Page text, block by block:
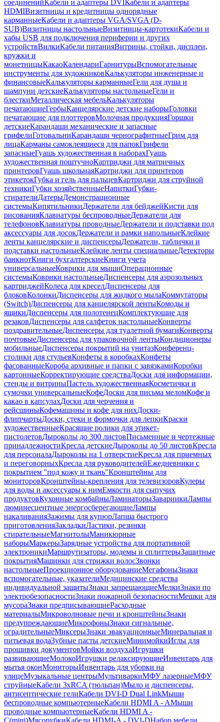
соединенийКабели и адаптеры DVIКабели и адаптеры
HDMIВизитницы и кредитницы однорядные
карманныеКабели и адаптеры VGA/SVGA (D-
SUB)Визитницы настольныеВизитницы-картотекиКабели и
хабы USB для подключения периферии и других
устройствВилкиКабели питанияВитрины, стойки, дисплеи,
кружки и
монетницыКакаоКалендариГарнитурыВспомогательные
инструменты для художниковКалькуляторы инженерные и
финансовыеКалькуляторы карманныеГели для душа и
шампуни детскиеКалькуляторы настольныеГели и
блесткиМеталлическая мебельКалькуляторы
печатающиеГербыКанцелярские детские наборыГоловки
печатающие для плоттеровМолочная продукцияГоршки
детскиеКарандаши механические и запасные
грифелиГотовальниКарандаши чернографитныеГрим для
лицаКарманы самоклеящиеся для папокГрифели
запасныеГуашь художественная в наборахГуашь
художественная поштучноКартриджи для матричных
принтеровГуашь школьнаяКартриджи для принтеров
этикетокГубка и гель для пальцевКартриджи для струйной
техникиГубки хозяйственныеНапиткиГубки-
стирателиДатерыДемонстрационные
системыКипятильникиДержатели для бейджейКисти для
рисованияКлавиатуры беспроводныеДержатели для
телефоновКлавиатуры проводныеДержатели и подставки под
аксессуары для досокДержатели и рамки напольныеКлейкие
ленты канцелярские и диспенсерыДержатели, таблички и
подставки настольныеКлейкие ленты специальныеДетекторы
банкнотКниги бухгалтерскиеКниги учета
универсальныеКоврики для мышиОперационные
системыКоврики настольныеДиспенсеры для аэрозольных
картриджейКолеса для креселДиспенсеры для
блоковКолонкиДиспенсеры для жидкого мылаКоммутаторы
(Switch)Диспенсеры для канцелярской лентыКомоды и
ящикиДиспенсеры для полотенецКомплектующие для
резаковДиспенсеры для салфеток настольныеКонверты
поздравительныеДиспенсеры для туалетной бумагиКонверты
почтовыеДиспенсеры для упаковочной лентыКондиционеры
мобильныеДиспенсеры покрытий на унитазКонференц-
столики для стульевКонфеты в коробкахКонфеты
фасованныеКороба архивные и папки с завязкамиКоробки
картонныеКорректирующие средстваДоски для информации,
стенды и витриныПастель художественнаяКосметички и
сумочки универсальныеКофеДоски для письма меломКофе и
какао в капсулахДоски для черчения и
рейсшиныКофемашины и кофе для нихДоски-
флипчартыДоски, стеки и формочки для лепкиКраски
художественныеКрасящие ролики для этикет-
пистолетовДыроколы до 300 листовПисьменные и чертежные
принадлежностиКресла детскиеДыроколы до 50 листовКресла
для персоналаДыроколы на 1 отверстиеКресла для приемных
и переговорныхКресла для руководителейЕжедневники с
покрытием "под кожу и ткань"Кронштейны для
мониторовКронштейны-крепления для телевизоровКулеры
для воды и аксессуары к нимЕмкости для сыпучих
продуктовКухонные комбайныЛаминаторыЗаварникиЛампы
люминесцентные энергосберегающиеЛампы
накаливанияЗажимы для купюрЛапша быстрого
приготовленияЗакладкиЛастики, резинки
стирательныеМагнитолыМаникюрные
наборыМаркерыЗарядные устройства для портативной
электроникиМаршрутизаторы, модемы и сплиттерыЗащитные
покрытияМашинки для стрижки волосЗвонки
настольныеПроекционное оборудованиеМегафоныЗнаки
вспомогательные, указателиМедицинские средства
индивидуальной защитыЗнаки запрещающиеМелкиЗнаки по
электробезопасностиЗнаки пожарной безопасностиМешки для
мусораЗнаки предписывающиеРасходные
материалыМикроволновые печи и кронштейныЗнаки
предупреждающиеМикрофоныЗнаки сигнальные,
оградительныеМиксерыЗнаки эвакуационныеМинеральная и
питьевая водаЗубные пасты детскиеМинимойкиИглы для
прошивки документовМойки воздухаИгрушки
развивающиеМолокоИгрушки релаксирующиеИнвентарь для
мытья оконМониторыИнвентарь для уборки на
улицеМузыкальные центрыМультиваркиМФУ лазерныеМФУ
струйныеКабели 3xRCA (тюльпан)Мыло и диспенсеры,
антисептические гелиКабели DVI-D Dual LinkМыши
беспроводные компьютерныеКабели HDMI A - AМыши
проводные компьютерныеКабели HDMI A -
C(mini)МясорубкиКабели HDMI-A - DVI-DНабор мебели